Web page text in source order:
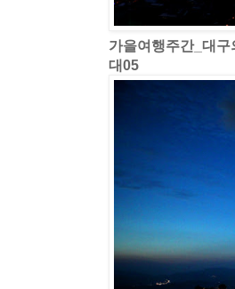
가을여행주간_대
대05